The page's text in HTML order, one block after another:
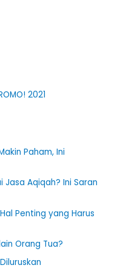
2021
Paham, Ini
Jasa Aqiqah? Ini Saran
Penting yang Harus
Orang Tua?